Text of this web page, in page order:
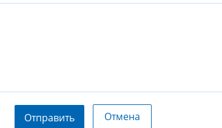
Отправить Отмена